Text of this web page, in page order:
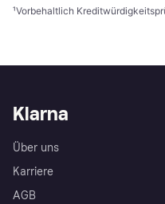
¹Vorbehaltlich
Klarna
Über uns
Karriere
AGB